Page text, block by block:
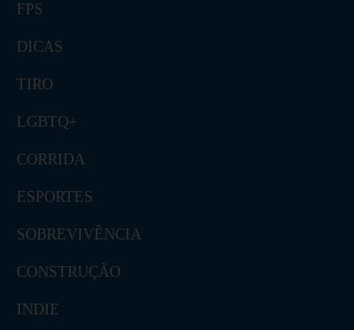
FPS
DICAS
TIRO
LGBTQ+
CORRIDA
ESPORTES
SOBREVIVÊNCIA
CONSTRUÇÃO
INDIE